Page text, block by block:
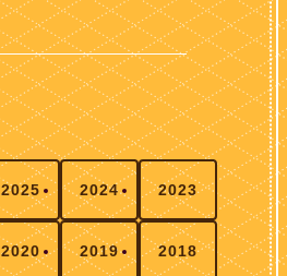
2025 2024 2023
2020 2019 2018